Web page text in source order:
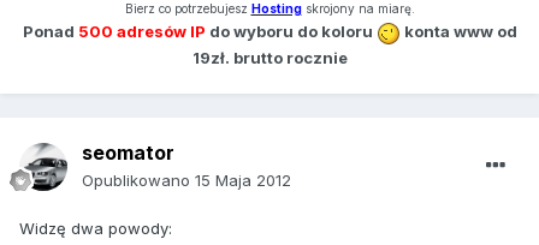
Bierz co potrzebujesz Hostingskrojony na miarę.
Ponad 500 adresów IP do wyboru do koloru
konta www od
19zł. brutto rocznie
seomator
Opublikowano 15 Maja 2012
Widzę dwa powody: